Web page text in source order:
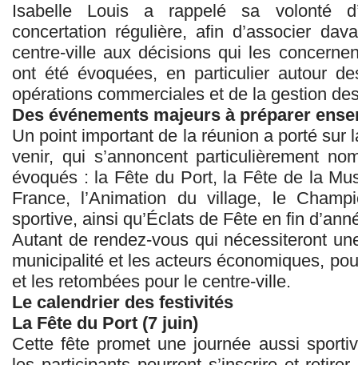
Isabelle Louis a rappelé sa volonté
concertation régulière, afin d’associer
centre-ville aux décisions qui les
ont été évoquées, en particulier autour
opérations commerciales et de la gestion
Des événements majeurs à préparer
Un point important de la réunion a porté sur
venir, qui s’annoncent particulièrement
évoqués : la Fête du Port, la Fête de la
France, l’Animation du village, le
sportive, ainsi qu’Éclats de Fête en fin
Autant de rendez‑vous qui nécessiteront
municipalité et les acteurs économiques,
et les retombées pour le centre‑ville.
Le calendrier des festivités
La Fête du Port (7 juin)
Cette fête promet une journée aussi